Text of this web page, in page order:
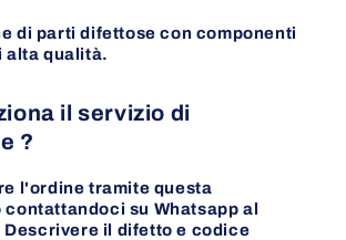
di parti difettose con componenti
alta qualità.
il servizio di
?
l'ordine tramite questa
contattandoci su Whatsapp al
Descrivere il difetto e codice